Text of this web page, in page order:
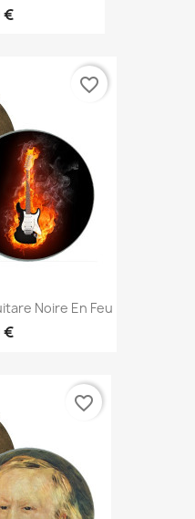
€
Noire En Feu
€
favorite_border
favorite_border